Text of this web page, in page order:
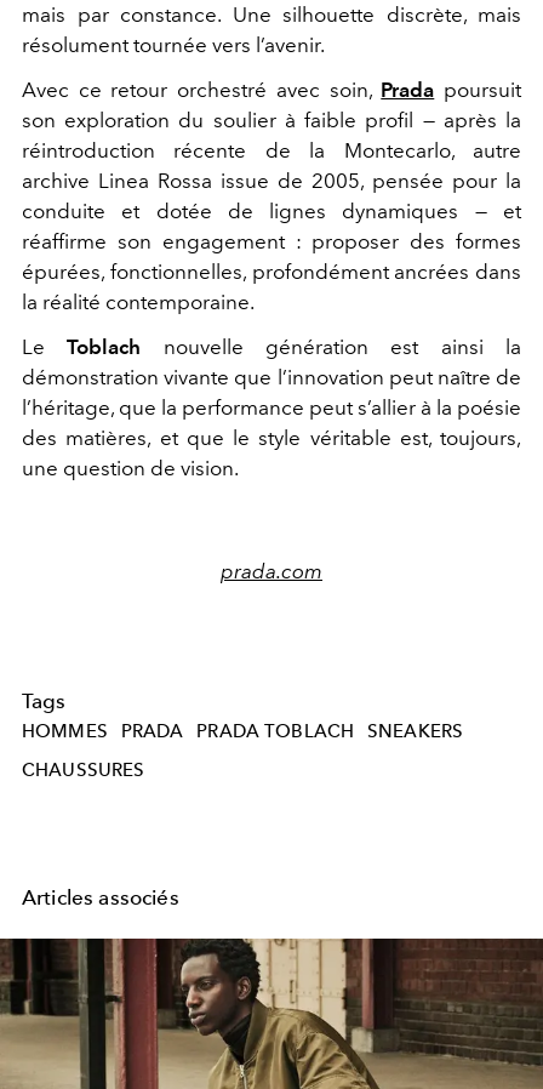
mais par constance. Une silhouette discrète, mais
résolument tournée vers l’avenir.
Avec ce retour orchestré avec soin, Prada poursuit
son exploration du soulier à faible profil — après la
réintroduction récente de la Montecarlo, autre
archive Linea Rossa issue de 2005, pensée pour la
conduite et dotée de lignes dynamiques — et
réaffirme son engagement : proposer des formes
épurées, fonctionnelles, profondément ancrées dans
la réalité contemporaine.
LeToblach nouvelle génération est ainsi la
démonstration vivante que l’innovation peut naître de
l’héritage, que la performance peut s’allier à la poésie
des matières, et que le style véritable est, toujours,
une question de vision.
prada.com
Tags
HOMMES PRADA PRADA TOBLACH
SNEAKERS
CHAUSSURES
Articles associés